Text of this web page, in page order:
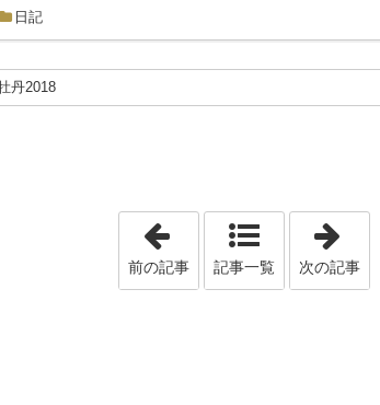
日記
丹2018
「■ＺＥＨ」
前の記事 記事一覧 次の記事